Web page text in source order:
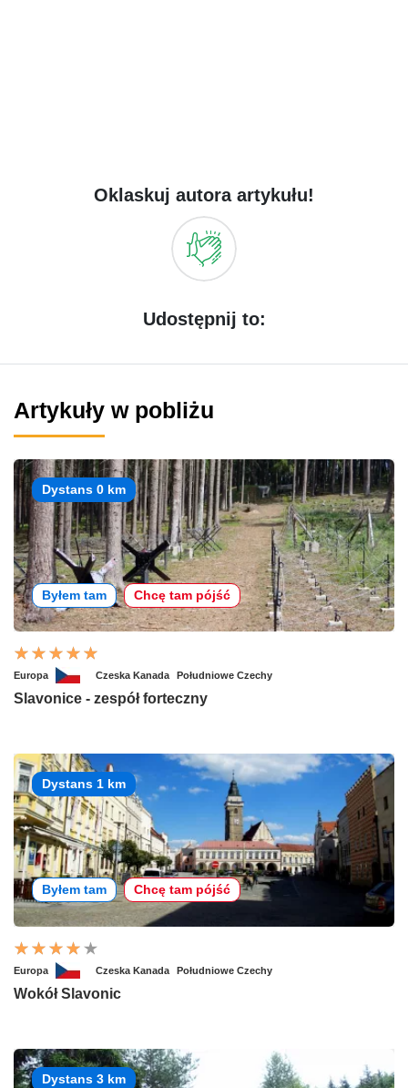
Oklaskuj autora artykułu!
Udostępnij to:
Artykuły w pobliżu
Dystans 0 km
Byłem tam Chcę tam pójść
Europa Czeska Kanada Południowe Czechy
Slavonice - zespół forteczny
Dystans 1 km
Byłem tam Chcę tam pójść
Europa Czeska Kanada Południowe Czechy
Wokół Slavonic
Dystans 3 km